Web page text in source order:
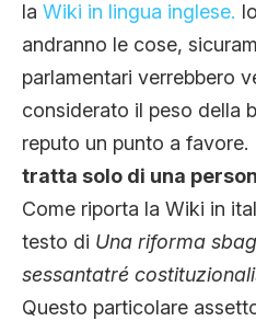
la Wiki in lingua inglese.
andranno le cose,
parlamentari verrebbero
considerato il peso della
reputo un punto a favore.
tratta solo di una
Come riporta la Wiki in
testo di Una riforma
sessantatré
Questo particolare